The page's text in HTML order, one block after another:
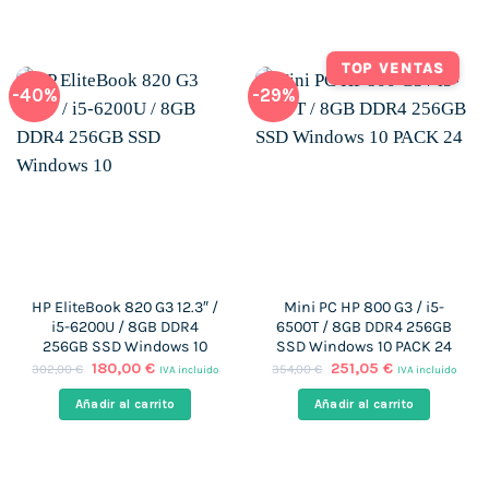
-40%
HP EliteBook 820 G3 12.3″ /
i5-6200U / 8GB DDR4
256GB SSD Windows 10
302,00€ El
original
era:
180,00 €El
actual
es:
IVA incluido
Añadir al carrito
-29%
TOP VENTAS
Mini PC HP 800 G3 / i5-
6500T / 8GB DDR4 256GB
SSD Windows 10 PACK 24
354,00€
El
original
era:
251,05 €El
actual
es:
IVA incluido
Añadir al carrito